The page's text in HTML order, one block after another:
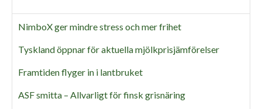
NimboX ger mindre stress och mer frihet
Tyskland öppnar för aktuella mjölkprisjämförelser
Framtiden flyger in i lantbruket
ASF smitta – Allvarligt för finsk grisnäring